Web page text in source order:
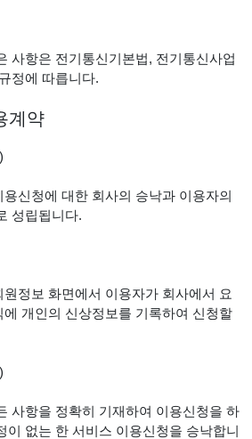
사항은 전기통신기본법, 전기통신사업
정에 따릅니다.
계약
신청에 대한 회사의 승낙과 이용자의
성립됩니다.
정보 화면에서 이용자가 회사에서 요
개인의 신상정보를 기록하여 신청할
사항을 정확히 기재하여 이용신청을 하
이 없는 한 서비스 이용신청을 승낙합니